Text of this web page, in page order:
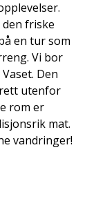
friske
en tur som
Vi bor
Den
rett utenfor
rom er
mat.
vandringer!